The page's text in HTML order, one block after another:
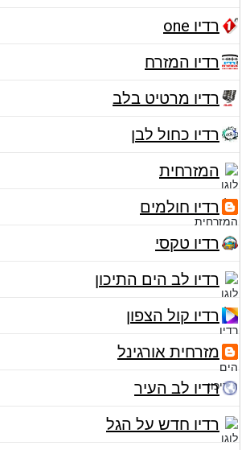
רדיו one
רדיו המזרח
רדיו מרטיט בלב
רדיו כחול לבן
המזרחית
רדיו חולמים
רדיו טקסי
רדיו לב הים התיכון
רדיו קול הצפון
מזרחית אורגינל
רדיו לב העיר
רדיו חדש על הגל